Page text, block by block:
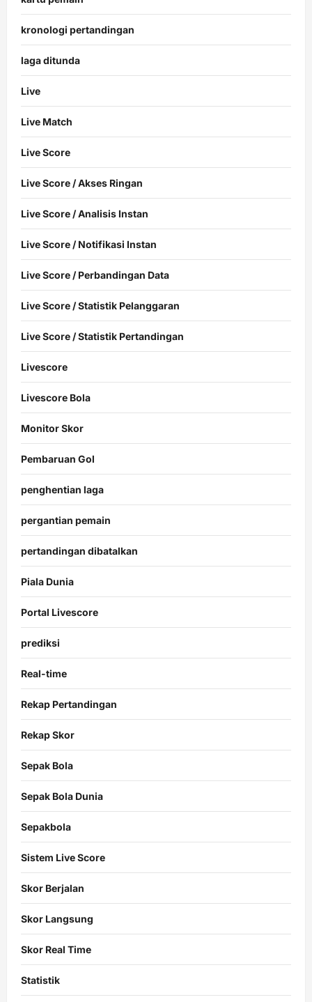
kronologi pertandingan
laga ditunda
Live
Live Match
Live Score
Live Score / Akses Ringan
Live Score / Analisis Instan
Live Score / Notifikasi Instan
Live Score / Perbandingan Data
Live Score / Statistik Pelanggaran
Live Score / Statistik Pertandingan
Livescore
Livescore Bola
Monitor Skor
Pembaruan Gol
penghentian laga
pergantian pemain
pertandingan dibatalkan
Piala Dunia
Portal Livescore
prediksi
Real-time
Rekap Pertandingan
Rekap Skor
Sepak Bola
Sepak Bola Dunia
Sepakbola
Sistem Live Score
Skor Berjalan
Skor Langsung
Skor Real Time
Statistik